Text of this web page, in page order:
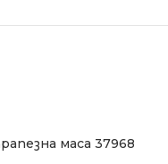
маса 37968